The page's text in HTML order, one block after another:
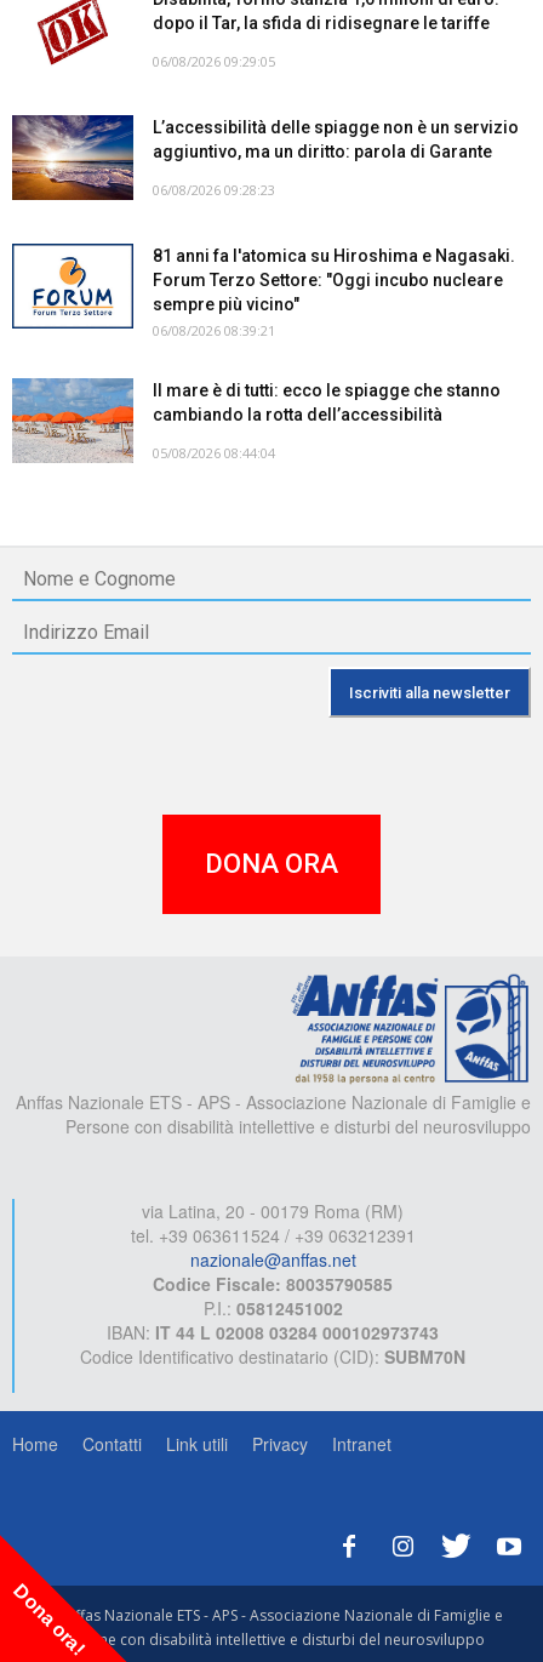
dopo il Tar, la sfida di ridisegnare le tariffe
06/08/2026 09:29:05
L’accessibilità delle spiagge non è un servizio
aggiuntivo, ma un diritto: parola di Garante
06/08/2026 09:28:23
81 anni fa l'atomica su Hiroshima e Nagasaki.
Forum Terzo Settore: "Oggi incubo nucleare
sempre più vicino"
06/08/2026 08:39:21
Il mare è di tutti: ecco le spiagge che stanno
cambiando la rotta dell’accessibilità
05/08/2026 08:44:04
DONA ORA
Anffas Nazionale ETS - APS - Associazione Nazionale di Famiglie e
Persone con disabilità intellettive e disturbi del neurosviluppo
via Latina, 20 - 00179 Roma (RM)
tel. +39 063611524 / +39 063212391
nazionale@anffas.net
Codice Fiscale: 80035790585
P.I.: 05812451002
IBAN: IT 44 L 02008 03284 000102973743
Codice Identificativo destinatario (CID): SUBM70N
Home Contatti Link utili Privacy Intranet
© Anffas Nazionale ETS - APS - Associazione Nazionale di Famiglie e
Persone con disabilità intellettive e disturbi del neurosviluppo
Dona ora!